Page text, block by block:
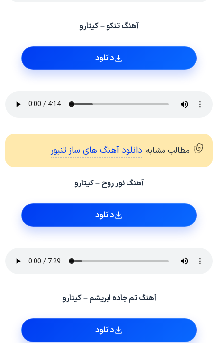
آهنگ تنکو – کیتارو
دانلود
مطالب مشابه: دانلود آهنگ های ساز تنبور
آهنگ نور روح – کیتارو
دانلود
آهنگ تم جاده ابریشم – کیتارو
دانلود